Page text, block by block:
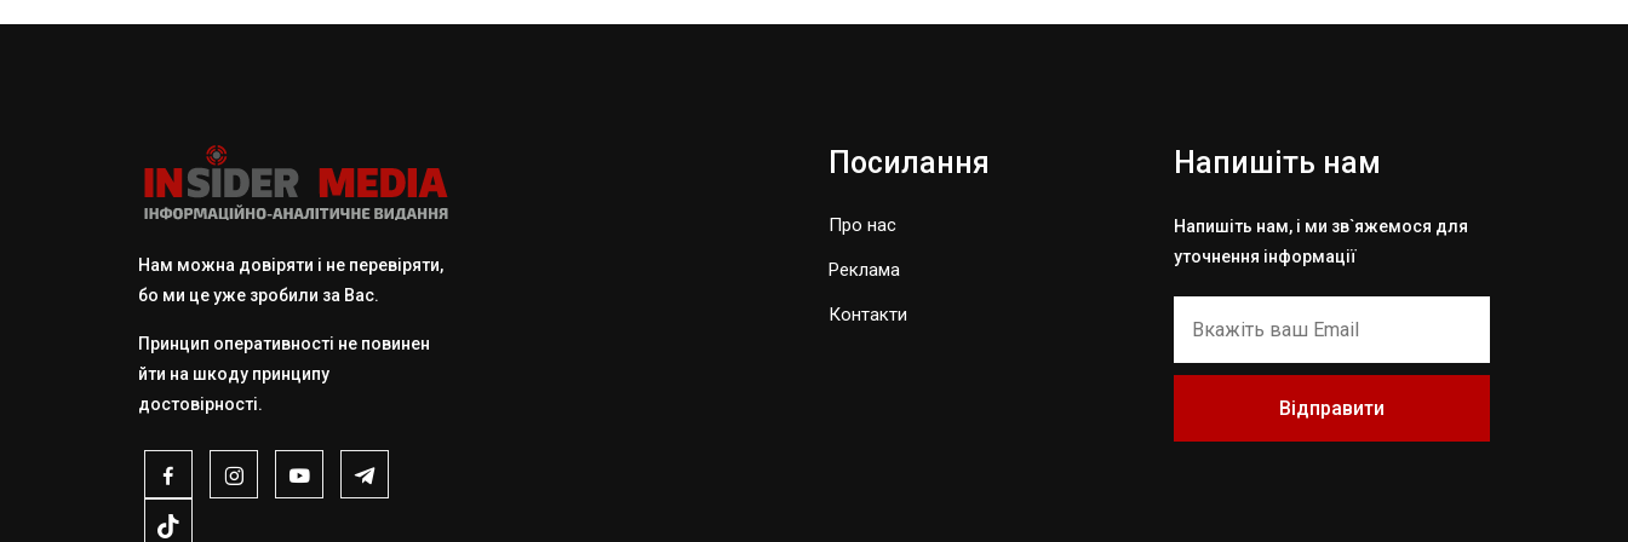
Нам можна довіряти і не перевіряти,
бо ми це уже зробили за Вас.
Принцип оперативності не повинен
йти на шкоду принципу
достовірності.
Посилання
Про нас
Реклама
Контакти
Напишіть нам
Напишіть нам, і ми зв`яжемося для
уточнення інформації
Відправити